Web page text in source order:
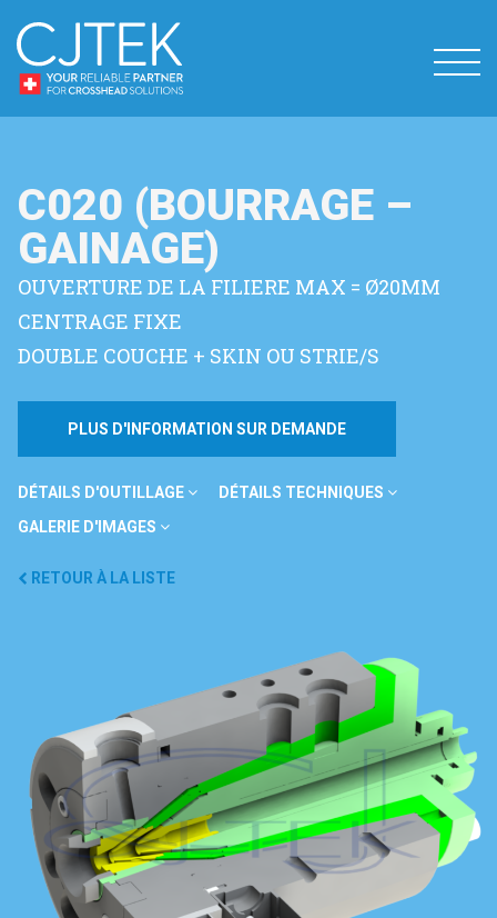
C020 (BOURRAGE –
GAINAGE)
OUVERTURE DE LA FILIERE MAX = Ø20MM
CENTRAGE FIXE
DOUBLE COUCHE + SKIN OU STRIE/S
PLUS D'INFORMATION SUR DEMANDE
DÉTAILS D'OUTILLAGE
DÉTAILS TECHNIQUES
GALERIE D'IMAGES
RETOUR À LA LISTE